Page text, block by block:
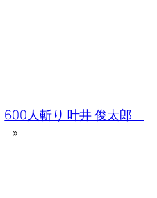
600人斬り 叶井 俊太郎
»